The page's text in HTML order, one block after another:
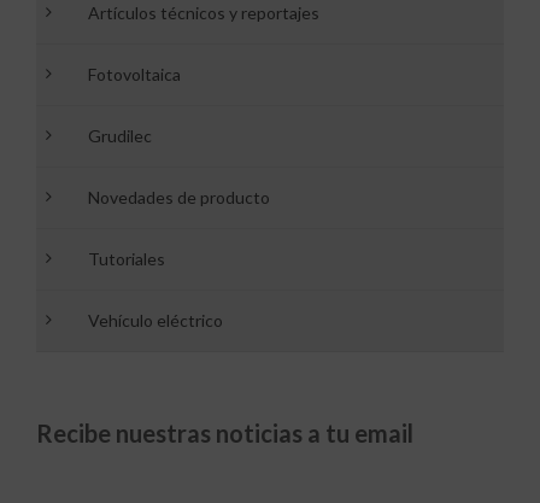
Artículos técnicos y reportajes
Fotovoltaica
Grudilec
Novedades de producto
Tutoriales
Vehículo eléctrico
Recibe nuestras noticias a tu email